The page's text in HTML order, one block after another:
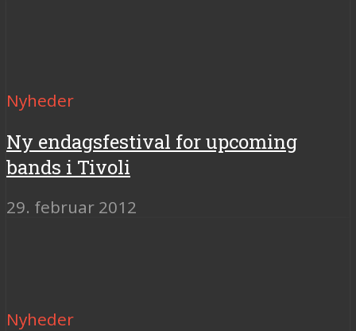
Nyheder
Ny endagsfestival for upcoming
bands i Tivoli
29. februar 2012
Nyheder